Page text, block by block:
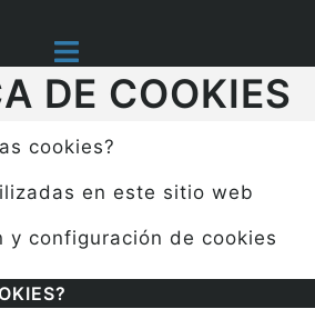
DE COOKIES
cookies?
en este sitio web
y configuración de cookies